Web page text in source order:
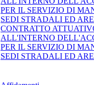
PER IL SERVIZIO DI
SEDI STRADALI ED
CONTRATTO
ALL'INTERNO
PER IL SERVIZIO DI
SEDI STRADALI ED